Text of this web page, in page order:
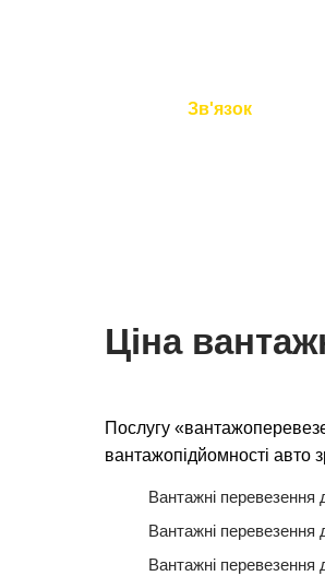
Зв'язок
Ціна
Послугу
вантажопідйомності авто
Вантажні перевезення
Вантажні перевезення
Вантажні перевезення